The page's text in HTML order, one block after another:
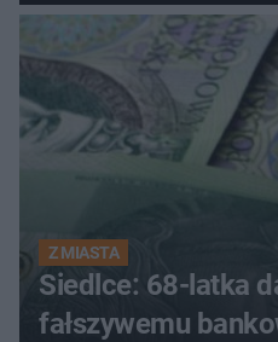
Z MIASTA
Siedlce: 68-latka
fałszywemu